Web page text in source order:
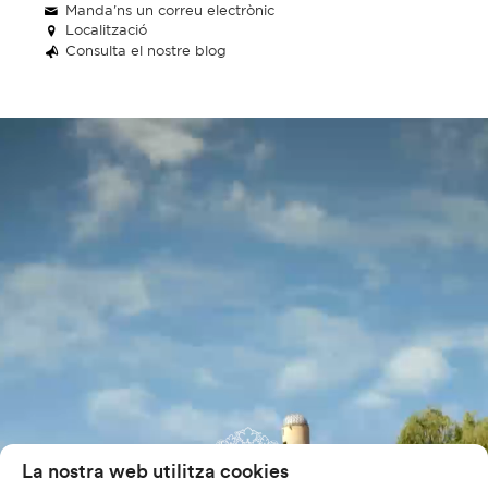
La nostra web utilitza cookies
Manda'ns un correu electrònic
Localització
Consulta el nostre blog